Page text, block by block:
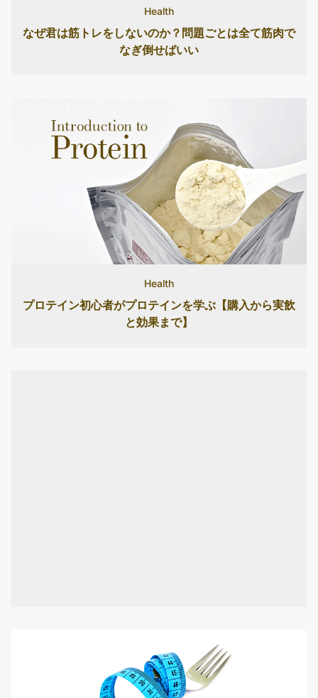
Health
なぜ君は筋トレをしないのか？問題ごとは全て筋肉で
なぎ倒せばいい
Health
プロテイン初心者がプロテインを学ぶ【購入から実飲
と効果まで】